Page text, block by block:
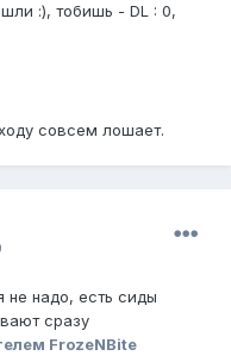
:), тобишь - DL : 0,
совсем лошает.
не надо, есть сиды
сразу
FrozeNBite